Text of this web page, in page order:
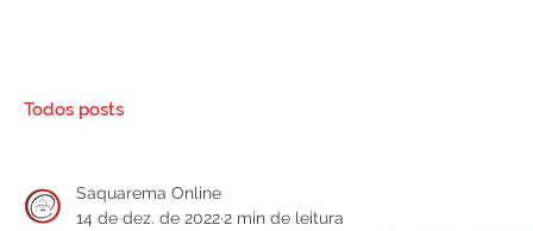
Todos posts
Saquarema Online
14 de dez. de 2022 2 min de leitura